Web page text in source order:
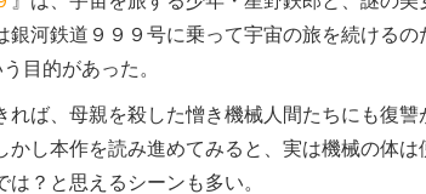
銀河鉄道９９９号に乗って宇宙の旅を続けるの
目的があった。
ば、母親を殺した憎き機械人間たちにも復讐
かし本作を読み進めてみると、実は機械の体は
？と思えるシーンも多い。